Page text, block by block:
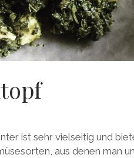
ist sehr vielseitig und
aus denen man